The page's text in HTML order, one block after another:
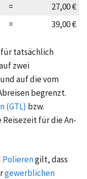
=
27,00 €
= 39,00 €
tatsächlich
zwei
auf die vom
begrenzt.
(GTL) bzw.
für die An-
Polierengilt, dass
gewerblichen